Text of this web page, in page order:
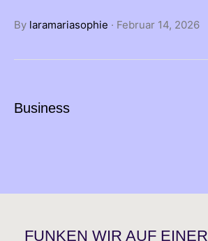
By laramariasophie · Februar 14, 2026
Business
FUNKEN WIR AUF EINER